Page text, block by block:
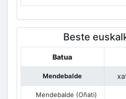
Beste
Batua
Mendebalde
Mendebalde (Oñati)